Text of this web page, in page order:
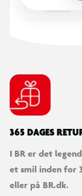
365 DAGES
I BR er det
et smil inden for
eller på BR.dk.